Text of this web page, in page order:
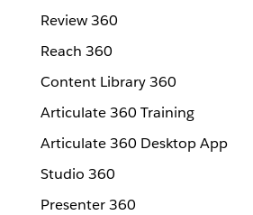
Review 360
Reach 360
Content Library 360
Articulate 360 Training
Articulate 360 Desktop App
Studio 360
Presenter 360